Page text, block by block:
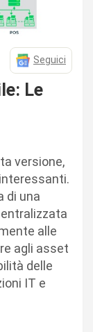
Seguici
Le
versione,
di una
alle
agli asset
delle
IT e